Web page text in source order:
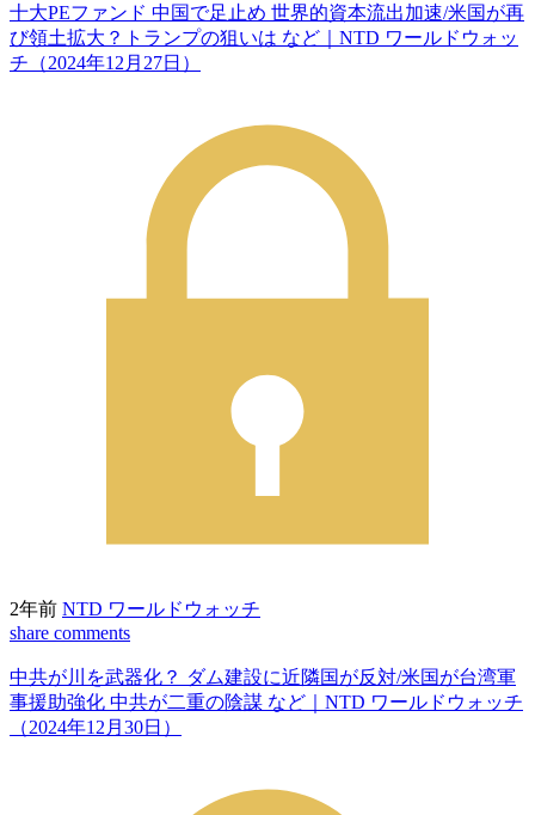
十大PEファンド 中国で足止め 世界的資本流出加速/米国が再
び領土拡大？トランプの狙いは など｜NTD ワールドウォッ
チ（2024年12月27日）
2年前 NTD ワールドウォッチ
share comments
中共が川を武器化？ ダム建設に近隣国が反対/米国が台湾軍
事援助強化 中共が二重の陰謀 など｜NTD ワールドウォッチ
（2024年12月30日）